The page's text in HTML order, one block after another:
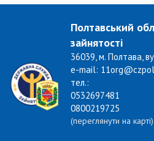
Полтавський
зайнятості
36039, м. Полтава,
e-mail:
тел.:
0532697481
0800219725
(переглянути на карті)